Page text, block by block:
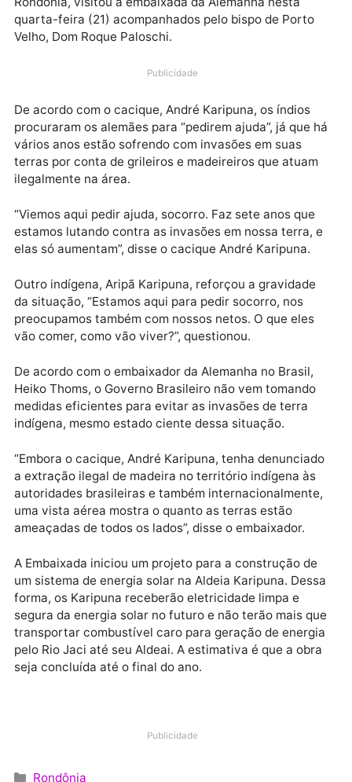
Rondônia, visitou a embaixada da Alemanha nesta
Velho, Dom Roque Paloschi.
Publicidade
De acordo com o cacique, André Karipuna, os índios
procuraram os alemães para “pedirem ajuda”, já que
vários anos estão sofrendo com invasões em suas
terras por conta de grileiros e madeireiros que
“Viemos aqui pedir ajuda, socorro. Faz sete anos que
estamos lutando contra as invasões em nossa terra,
elas só aumentam”, disse o cacique André Karipuna.
Outro indígena, Aripã Karipuna, reforçou a gravidade
da situação, “Estamos aqui para pedir socorro, nos
preocupamos também com nossos netos. O que eles
De acordo com o embaixador da Alemanha no Brasil,
Heiko Thoms, o Governo Brasileiro não vem tomando
medidas eficientes para evitar as invasões de terra
indígena, mesmo estado ciente dessa situação.
“Embora o cacique, André Karipuna, tenha
a extração ilegal de madeira no território indígena às
autoridades brasileiras e também
uma vista aérea mostra o quanto as terras estão
ameaçadas de todos os lados”, disse o embaixador.
forma, os Karipuna receberão eletricidade limpa e
transportar combustível caro para geração de